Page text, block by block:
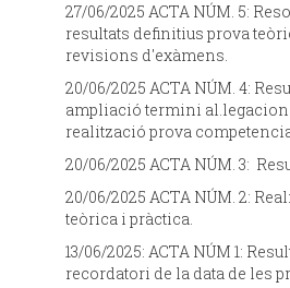
27/06/2025 ACTA NÚM. 5:
resultats definitius prova
revisions d'exàmens.
20/06/2025 ACTA NÚM. 4:
ampliació termini
realització prova
20/06/2025 ACTA NÚM. 3:
20/06/2025 ACTA NÚM. 2:
teòrica i pràctica.
13/06/2025: ACTA NÚM 1:
recordatori de la data de les